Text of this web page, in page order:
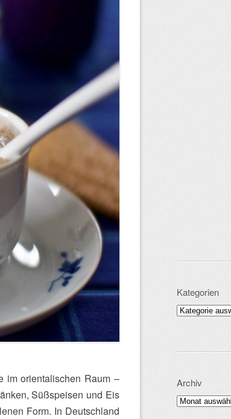
im orientalischen Raum –
Süßspeisen und Eis
Form. In Deutschland
Kategorien
Kategorien
Archiv
Archiv